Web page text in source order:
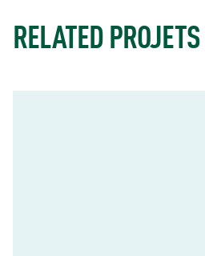
RELATED PROJETS